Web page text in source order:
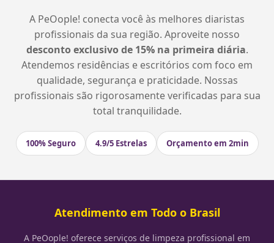
A PeOople! conecta você às melhores diaristas
profissionais da sua região. Aproveite nosso
desconto exclusivo de 15% na primeira diária.
Atendemos residências e escritórios com foco em
qualidade, segurança e praticidade. Nossas
profissionais são rigorosamente verificadas para sua
total tranquilidade.
100% Seguro 4.9/5 Estrelas Orçamento em 2min
Atendimento em Todo o Brasil
A PeOople! oferece serviços de limpeza profissional em